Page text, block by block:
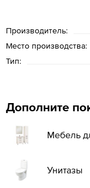
Производитель:
Место производства:
Тип:
Дополните
Мебель
Унитазы